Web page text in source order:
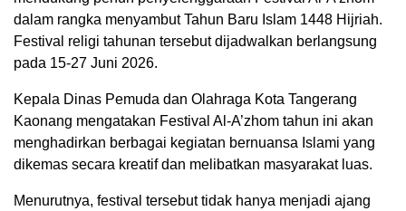
dalam rangka menyambut Tahun Baru Islam 1448 Hijriah.
Festival religi tahunan tersebut dijadwalkan berlangsung
pada 15-27 Juni 2026.
Kepala Dinas Pemuda dan Olahraga Kota Tangerang
Kaonang mengatakan Festival Al-A’zhom tahun ini akan
menghadirkan berbagai kegiatan bernuansa Islami yang
dikemas secara kreatif dan melibatkan masyarakat luas.
Menurutnya, festival tersebut tidak hanya menjadi ajang